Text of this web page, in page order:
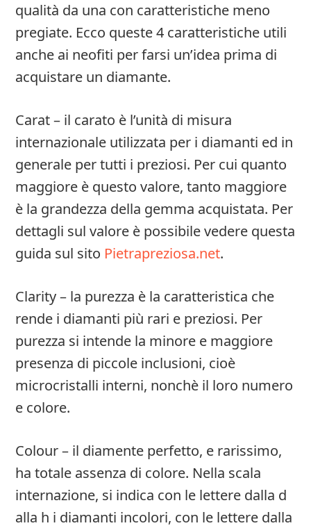
qualità da una con caratteristiche meno
pregiate. Ecco queste 4 caratteristiche utili
anche ai neofiti per farsi un’idea prima di
acquistare un diamante.
Carat – il carato è l’unità di misura
internazionale utilizzata per i diamanti ed in
generale per tutti i preziosi. Per cui quanto
maggiore è questo valore, tanto maggiore
è la grandezza della gemma acquistata. Per
dettagli sul valore è possibile vedere questa
guida sul sito Pietrapreziosa.net.
Clarity – la purezza è la caratteristica che
rende i diamanti più rari e preziosi. Per
purezza si intende la minore e maggiore
presenza di piccole inclusioni, cioè
microcristalli interni, nonchè il loro numero
e colore.
Colour – il diamente perfetto, e rarissimo,
ha totale assenza di colore. Nella scala
internazione, si indica con le lettere dalla d
alla h i diamanti incolori, con le lettere dalla